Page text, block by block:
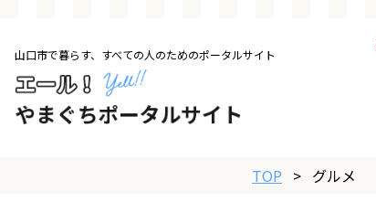
山口市で暮らす、すべての人のためのポータルサイト
暮らす
TOP > グルメ